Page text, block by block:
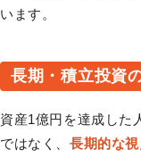
います。
長期・積立投資
資産1億円を達成した
ではなく、 長期的な